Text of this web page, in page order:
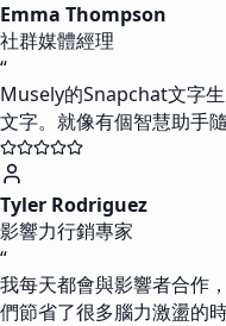
Emma Thompson
社群媒體經理
“
Musely的Snapchat文字
文字。就像有個智慧助手
Tyler Rodriguez
影響力行銷專家
“
我每天都會與影響者合作
們節省了很多腦力激盪的